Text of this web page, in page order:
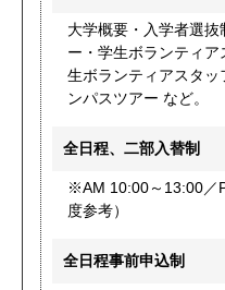
大学概要・入学者選
ー・学生ボランティ
生ボランティアスタッ
ンパスツアー など。
全日程、二部入替制
※AM 10:00～13:00／
度参考）
全日程事前申込制